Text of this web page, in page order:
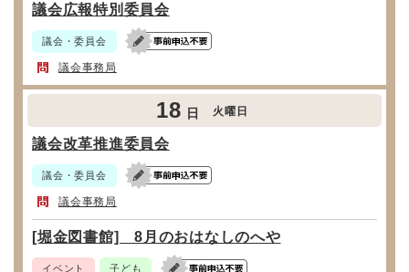
議会広報特別委員会
議会・委員会
議会事務局
18 日 火曜日
議会改革推進委員会
議会・委員会
議会事務局
[堀金図書館] 8月のおはなしのへや
イベント 子ども